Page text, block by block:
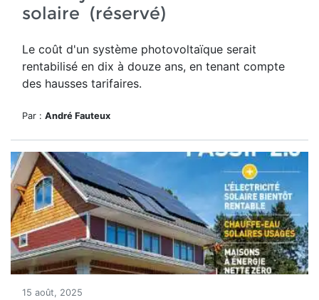
solaire (réservé)
Le coût d'un système photovoltaïque serait
rentabilisé en dix à douze ans, en tenant compte
des hausses tarifaires.
Par : André Fauteux
15 août, 2025